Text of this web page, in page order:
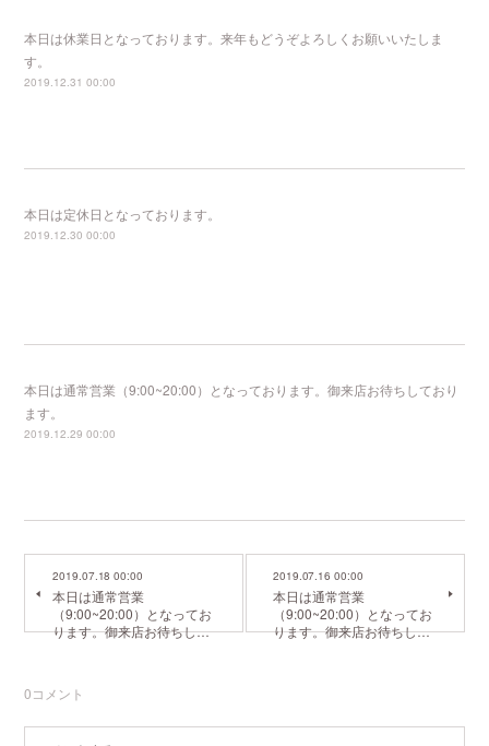
本日は休業日となっております。来年もどうぞよろしくお願いいたしま
す。
2019.12.31 00:00
本日は定休日となっております。
2019.12.30 00:00
本日は通常営業（9:00~20:00）となっております。御来店お待ちしており
ます。
2019.12.29 00:00
2019.07.18 00:00
本日は通常営業
（9:00~20:00）となってお
ります。御来店お待ちし…
2019.07.16 00:00
本日は通常営業
（9:00~20:00）となってお
ります。御来店お待ちし…
0コメント